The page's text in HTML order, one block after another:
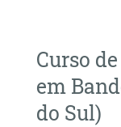
Curso
em
do Sul)